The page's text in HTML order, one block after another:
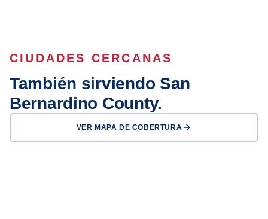
CIUDADES CERCANAS
También sirviendo San
Bernardino County.
VER MAPA DE COBERTURA
Rancho